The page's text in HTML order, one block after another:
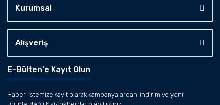
Kurumsal
Alışveriş
E-Bülten'e Kayıt Olun
Haber listemize kayıt olarak kampanyalardan, indirim ve yeni